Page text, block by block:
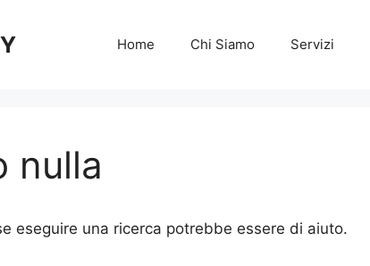
Home Chi Siamo Servizi
nulla
eseguire una ricerca potrebbe essere di aiuto.